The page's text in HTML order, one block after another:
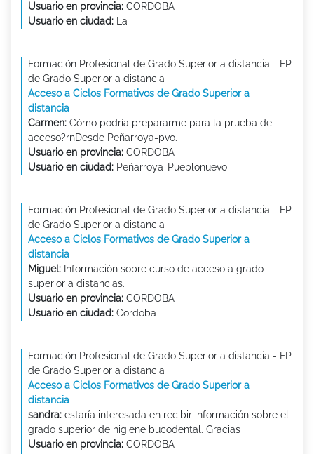
Usuario en provincia: CORDOBA
Usuario en ciudad: La
Formación Profesional de Grado Superior a distancia - FP
de Grado Superior a distancia
Acceso a Ciclos Formativos de Grado Superior a
distancia
Carmen: Cómo podría prepararme para la prueba de
acceso?rnDesde Peñarroya-pvo.
Usuario en provincia: CORDOBA
Usuario en ciudad: Peñarroya-Pueblonuevo
Formación Profesional de Grado Superior a distancia - FP
de Grado Superior a distancia
Acceso a Ciclos Formativos de Grado Superior a
distancia
Miguel: Información sobre curso de acceso a grado
superior a distancias.
Usuario en provincia: CORDOBA
Usuario en ciudad: Cordoba
Formación Profesional de Grado Superior a distancia - FP
de Grado Superior a distancia
Acceso a Ciclos Formativos de Grado Superior a
distancia
sandra: estaría interesada en recibir información sobre el
grado superior de higiene bucodental. Gracias
Usuario en provincia: CORDOBA